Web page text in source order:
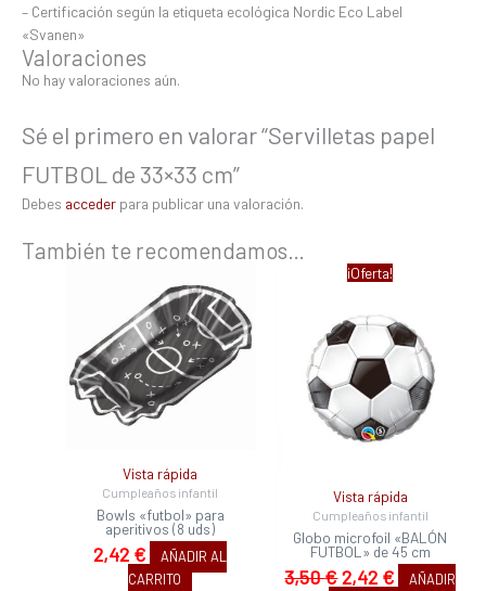
– Certificación según la etiqueta ecológica Nordic Eco Label
«Svanen»
Valoraciones
No hay valoraciones aún.
Sé el primero en valorar “Servilletas papel
FUTBOL de 33×33 cm”
Debes acceder para publicar una valoración.
También te recomendamos…
Vista rápida
Cumpleaños infantil
Bowls «futbol» para
aperitivos (8 uds)
2,42 €
AÑADIR AL
CARRITO
¡Oferta!
Vista rápida
Cumpleaños infantil
Globo microfoil «BALÓN
FUTBOL» de 45 cm
3,50€
El
original
era:
3,50 €.
2,42 €
actual
es:
2,42 €.
AÑADIR